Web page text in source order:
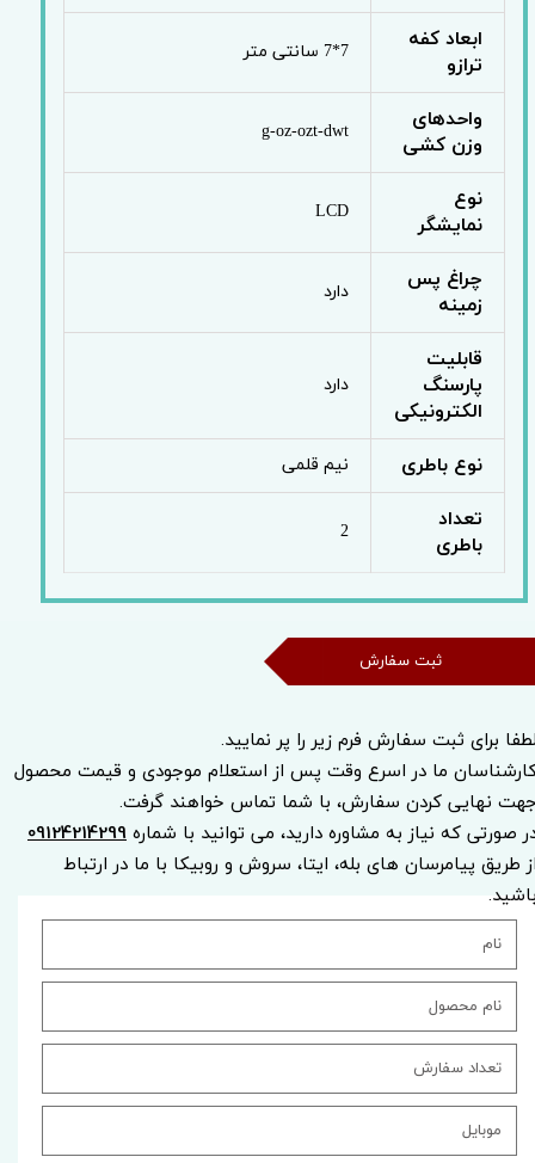
ابعاد کفه
ترازو
7*7 سانتی متر
واحدهای
وزن کشی
g-oz-ozt-dwt
نوع
نمایشگر
LCD
چراغ پس
زمینه
دارد
قابلیت
پارسنگ
الکترونیکی
دارد
نوع باطری نیم قلمی
تعداد
باطری
2
برای ثبت سفارش فرم زیر را پر نمایید.
ما در اسرع وقت پس از استعلام موجودی و قیمت محصول
نهایی کردن سفارش، با شما تماس خواهند گرفت.
صورتی که نیاز به مشاوره دارید، می توانید با شماره09124214299
طریق پیامرسان های بله، ایتا، سروش و روبیکا با ما در ارتباط
ثبت سفارش